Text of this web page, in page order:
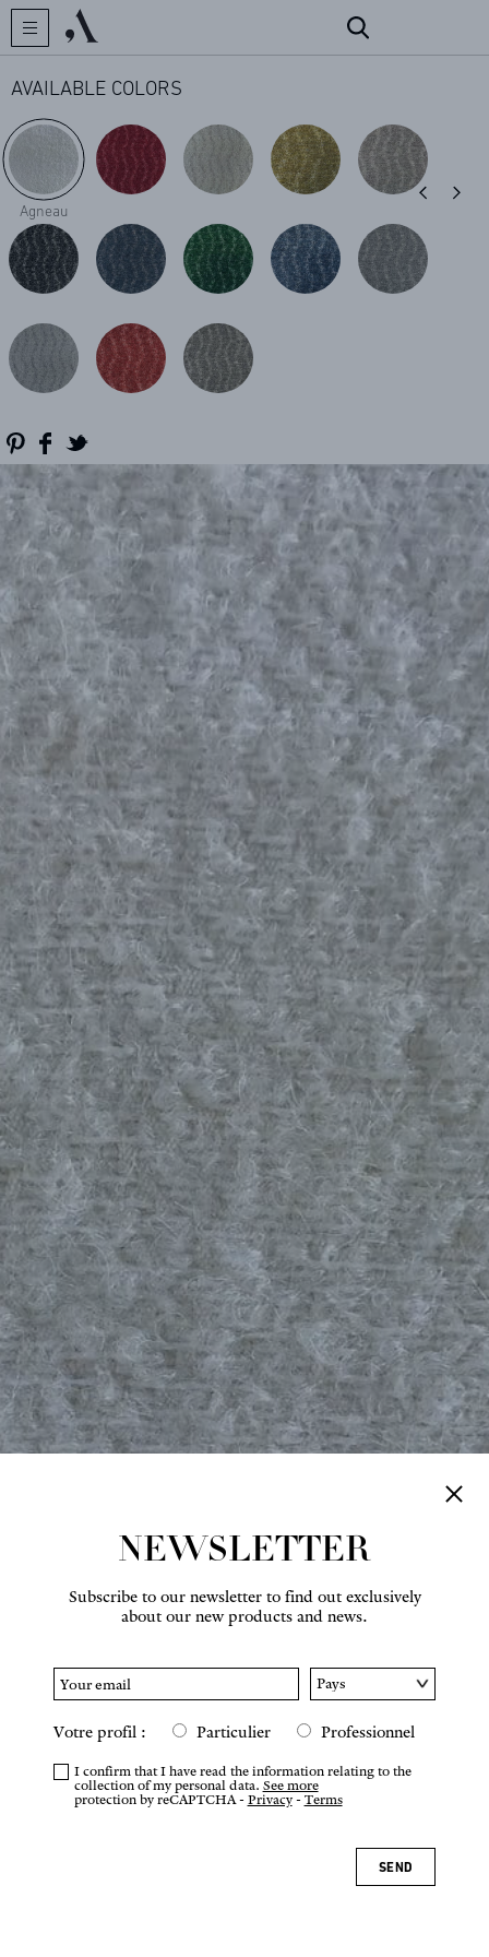
CREATOR
COLLECTIONS
REFERENCES
PROFESSIONALS
FAQ
NEWS
AVAILABLE COLORS
Agneau
NEWSLETTER
Subscribe to our newsletter to find out exclusively
about our new products and news.
Votre profil : Particulier Professionnel
I confirm that I have read the information relating to the
collection of my personal data. See more
protection by reCAPTCHA - Privacy- Terms
SEND